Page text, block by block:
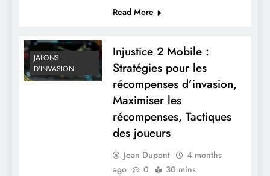
Injustice 2 Mobile : Récompenses des
jalons d’invasion, Éclats de personnage,
Read More
JALONS
D'INVASION
Injustice 2 Mobile :
Stratégies pour les
récompenses d’invasion,
Maximiser les
récompenses, Tactiques
des joueurs
Jean Dupont
4 months
ago
0 30 mins